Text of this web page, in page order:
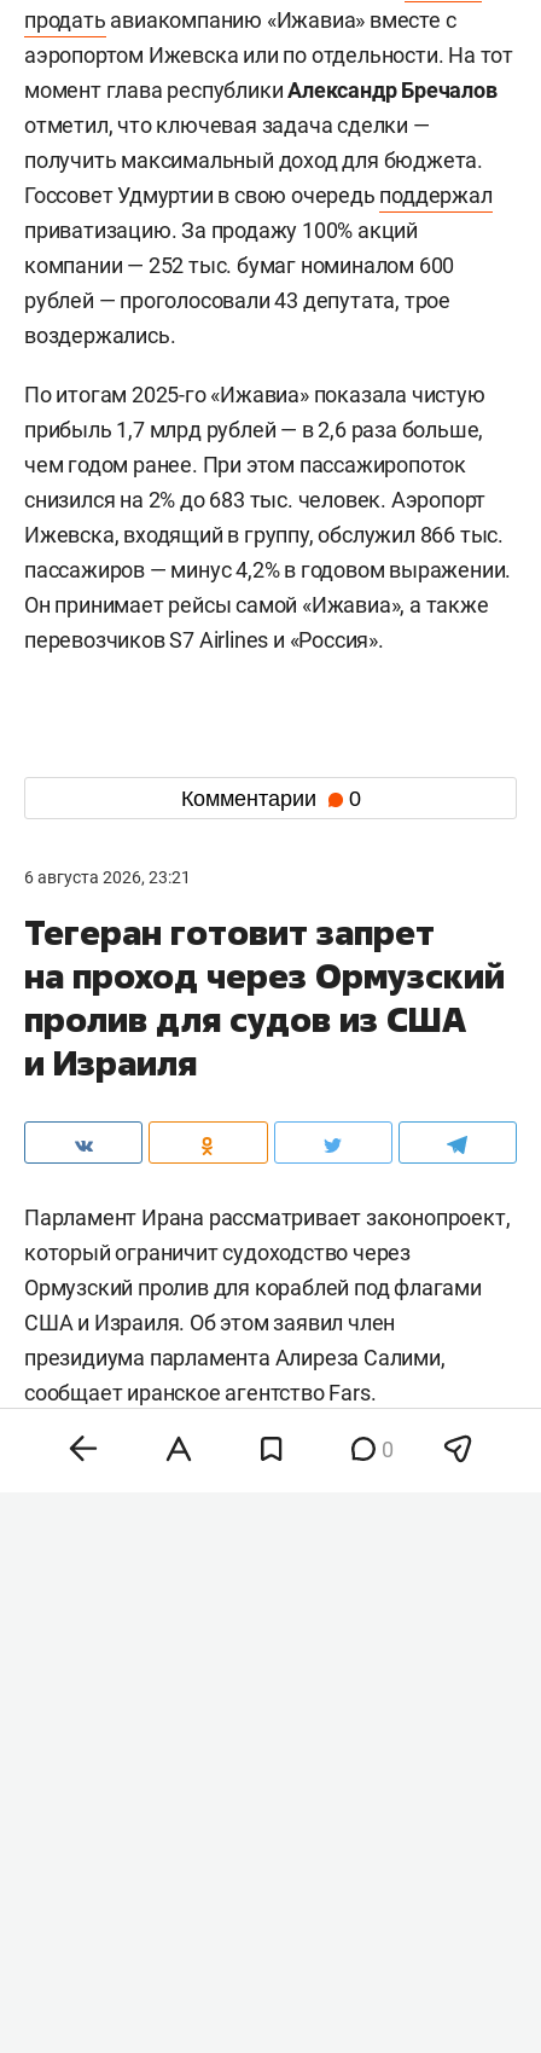
продать авиакомпанию «Ижавиа» вместе с
аэропортом Ижевска или по отдельности. На тот
момент глава республикиАлександр Бречалов
отметил, что ключевая задача сделки —
получить максимальный доход для бюджета.
Госсовет Удмуртии в свою очередь поддержал
приватизацию. За продажу 100% акций
компании — 252 тыс. бумаг номиналом 600
рублей — проголосовали 43 депутата, трое
воздержались.
По итогам 2025-го «Ижавиа» показала чистую
прибыль 1,7 млрд рублей — в 2,6 раза больше,
чем годом ранее. При этом пассажиропоток
снизился на 2% до 683 тыс. человек. Аэропорт
Ижевска, входящий в группу, обслужил 866 тыс.
пассажиров — минус 4,2% в годовом выражении.
Он принимает рейсы самой «Ижавиа», а также
перевозчиков S7 Airlines и «Россия».
Комментарии 0
6 августа 2026, 23:21
Тегеран готовит запрет
на проход через Ормузский
пролив для судов из США
и Израиля
Парламент Ирана рассматривает законопроект,
который ограничит судоходство через
Ормузский пролив для кораблей под флагами
США и Израиля. Об этом заявил член
президиума парламента Алиреза Салими,
сообщает иранское агентствоFars.
0